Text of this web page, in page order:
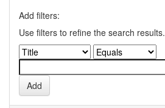
Add filters:
Use filters to refine the search results.